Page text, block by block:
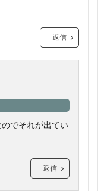
返信
でそれが出てい
返信